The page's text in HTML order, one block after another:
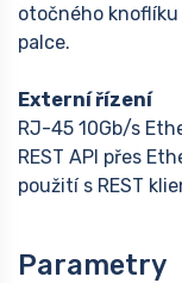
otočného
palce.
Externí řízení
RJ-45 10Gb/s
REST API přes
použití s REST
Parametry